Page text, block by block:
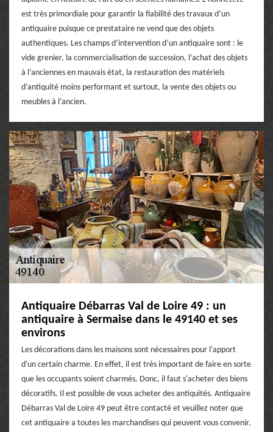
est très primordiale pour garantir la fiabilité des travaux d’un
antiquaire puisque ce prestataire ne vend que des objets
authentiques. Les champs d’intervention d’un antiquaire sont : le
vide grenier, la commercialisation de succession, l’achat des objets
à l’anciennes en mauvais état, la restauration des matériels
d’antiquité moins performant et surtout, la vente des objets ou
meubles à l’ancien.
Antiquaire Débarras Val de Loire 49 : un
antiquaire à Sermaise dans le 49140 et ses
environs
Les décorations dans les maisons sont nécessaires pour l'apport
d'un certain charme. En effet, il est très important de faire en sorte
que les occupants soient charmés. Donc, il faut s'acheter des biens
décoratifs. Il est possible de vous acheter des antiquités. Antiquaire
Débarras Val de Loire 49 peut être contacté et veuillez noter que
cet antiquaire a toutes les marchandises qui peuvent vous convenir.